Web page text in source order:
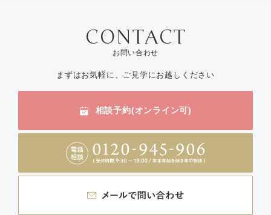
お問い合わせ
まずはお気軽に、ご見学にお越しください
相談予約(オンライン可)